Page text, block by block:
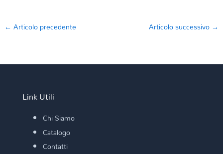
← Articolo precedente Articolo successivo →
Link Utili
Chi Siamo
Catalogo
Contatti